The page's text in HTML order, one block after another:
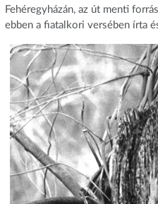
Fehéregyházán, az út menti
ebben a fiatalkori versében írta